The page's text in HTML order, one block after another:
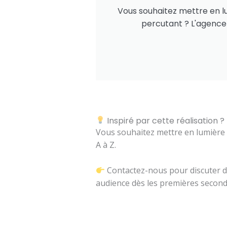
Vous souhaitez mettre en
percutant ?
Inspiré par cette réalisation ?
Vous souhaitez mettre en
A à Z.
Contactez-nous pour discuter
audience dès les premières